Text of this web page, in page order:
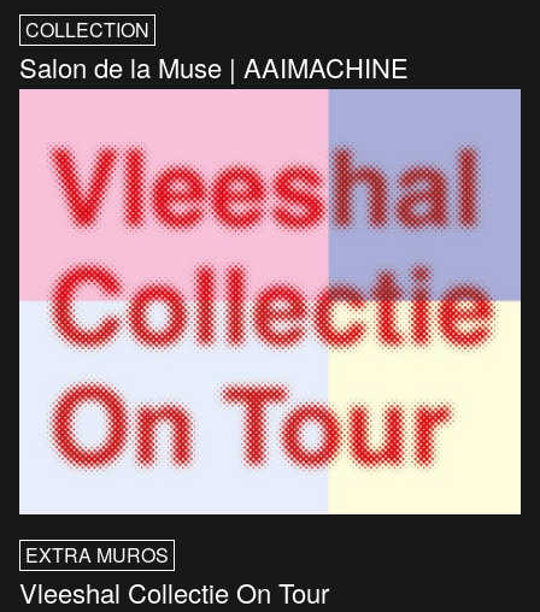
COLLECTION
Salon de la Muse | AAIMACHINE
EXTRA MUROS
Vleeshal Collectie On Tour